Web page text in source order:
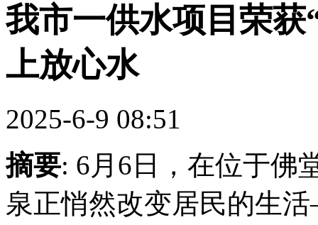
我市一供水项目荣
上放心水
2025-6-9 08:51
摘要: 6月6日，在位于佛
泉正悄然改变居民的生